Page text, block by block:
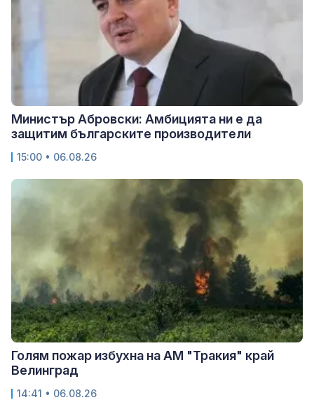
Министър Абровски: Амбицията ни е да
защитим българските производители
15:00 • 06.08.26
Голям пожар избухна на АМ "Тракия" край
Велинград
14:41 • 06.08.26